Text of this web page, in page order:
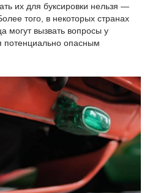
их для буксировки нельзя —
того, в некоторых странах
могут вызвать вопросы у
потенциально опасным